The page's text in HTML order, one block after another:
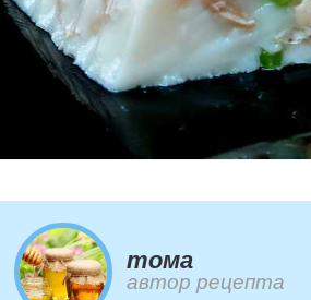
тома
автор рецепта